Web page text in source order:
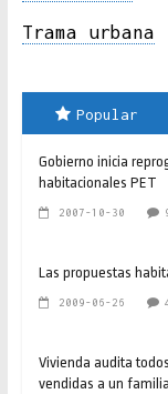
Trama urbana
Popular
Gobierno inicia
habitacionales PET
2007-10-30
Las propuestas
2009-06-26
Vivienda audita
vendidas a un